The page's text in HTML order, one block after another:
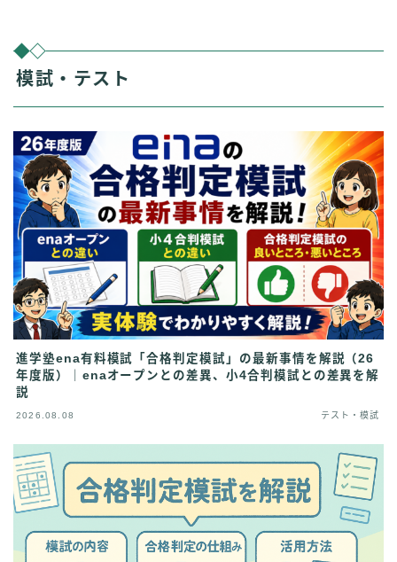
模試・テスト
進学塾ena有料模試「合格判定模試」の最新事情を解説（26
年度版）｜enaオープンとの差異、小4合判模試との差異を解
説
2026.08.08 テスト・模試